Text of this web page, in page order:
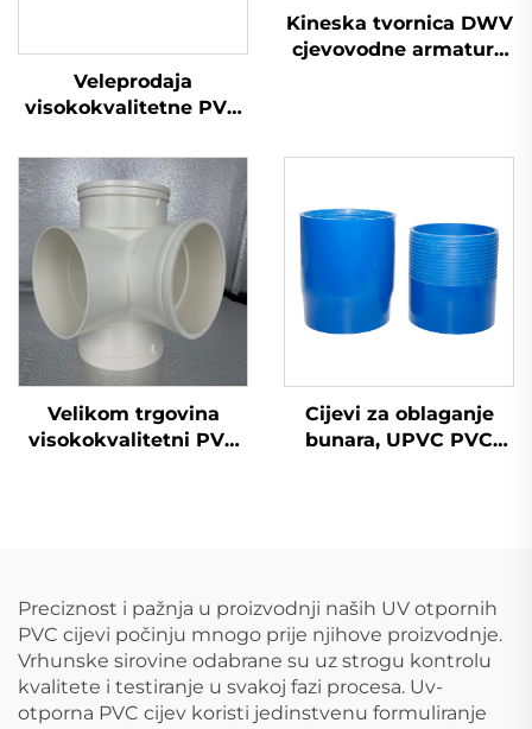
Veleprodaja
visokokvalitetne PVC
plastične cijevi UPVC
Kineska tvornica DWV
cjevovodne armature
armatura
Velikom trgovina
visokokvalitetni PVC
Cijevi za oblaganje
bunara, UPVC PVC
plastični proizvodi
Preciznost i pažnja u proizvodnji naših UV otpornih
PVC cijevi počinju mnogo prije njihove proizvodnje.
Vrhunske sirovine odabrane su uz strogu kontrolu
kvalitete i testiranje u svakoj fazi procesa. Uv-
otporna PVC cijev koristi jedinstvenu formuliranje